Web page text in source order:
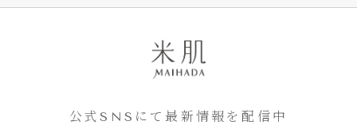
公式SNSにて最新情報を配信中